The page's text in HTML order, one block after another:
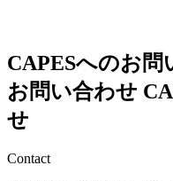
CAPESへのお問
お問い合わせ
せ
Contact